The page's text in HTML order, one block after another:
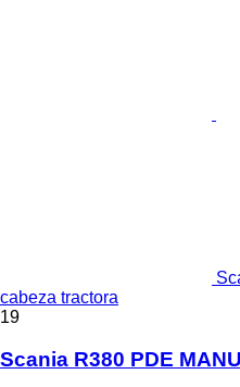
cabeza tractora
19
Scania R380 PDE